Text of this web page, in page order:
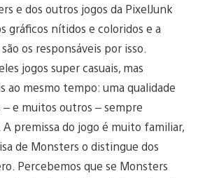
e dos outros jogos da PixelJunk
gráficos nítidos e coloridos e a
os responsáveis por isso.
jogos super casuais, mas
mesmo tempo: uma qualidade
e muitos outros – sempre
premissa do jogo é muito familiar,
de Monsters o distingue dos
Percebemos que se Monsters